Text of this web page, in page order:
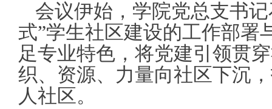
会议伊始，学院党总支书
式”学生社区建设的工作部署
足专业特色，将党建引领贯
织、资源、力量向社区下沉
人社区。